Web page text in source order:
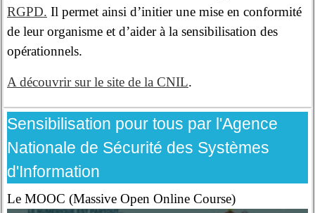
RGPD. Il permet ainsi d’initier une mise en conformité
de leur organisme et d’aider à la sensibilisation des
opérationnels.
A découvrir sur le site de la CNIL.
Sensibilisation pour tous par l'Agence
Nationale de Sécurité des Systèmes
d'Information
Le MOOC (Massive Open Online Course)